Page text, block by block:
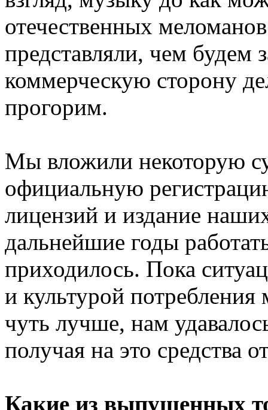
отечественных
представляли, чем будем
коммерческую сторону
прогорим.
Мы вложили некоторую
официальную
лицензий и издание
дальнейшие годы
приходилось. Пока
и культурой
чуть лучше, нам
получая на это средства
Какие из выпущенных